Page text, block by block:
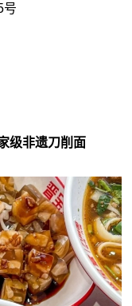
号
级非遗刀削面